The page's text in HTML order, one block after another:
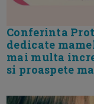
Conferinta
dedicate
mai multa
si proaspete